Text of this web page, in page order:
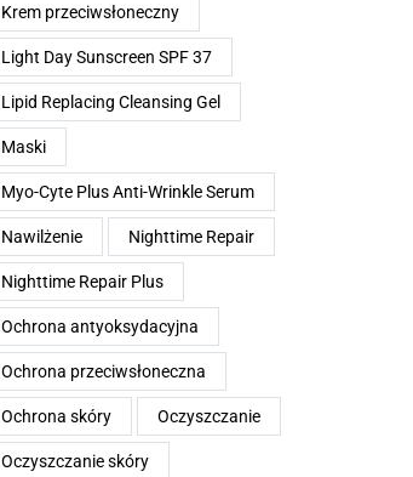
Krem przeciwsłoneczny
Light Day Sunscreen SPF 37
Lipid Replacing Cleansing Gel
Maski
Myo-Cyte Plus Anti-Wrinkle Serum
Nawilżenie Nighttime Repair
Nighttime Repair Plus
Ochrona antyoksydacyjna
Ochrona przeciwsłoneczna
Ochrona skóry Oczyszczanie
Oczyszczanie skóry